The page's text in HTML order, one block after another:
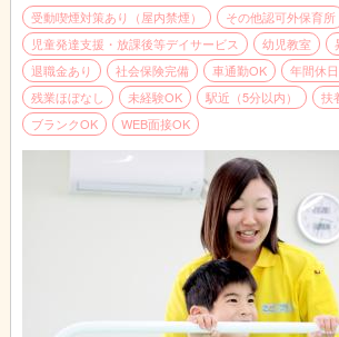
Excelやスプレッドシート等を多く使います。
すので、ITに詳しい方のご応募大歓迎です。
ゆくゆくは主任、課長、マネージャーとして
方、大歓迎です。
受動喫煙対策あり（屋内禁煙）
その他認可外保育所
児童発達支援・放課後等デイサービス
幼児教室
退職金あり
社会保険完備 車通勤OK
年間休
残業ほぼなし
未経験OK 駅近（5分以内） 扶
ブランクOK
WEB面接OK